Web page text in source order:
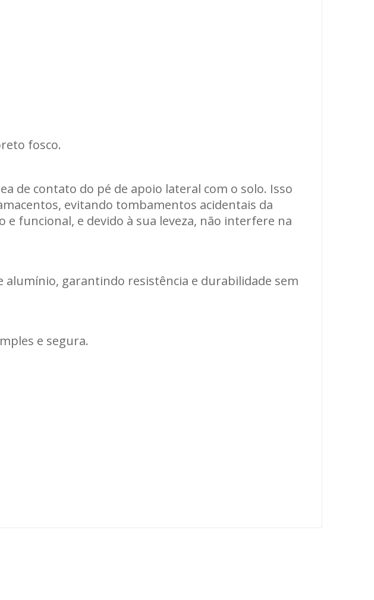
fosco.
de contato do pé de apoio lateral com o solo. Isso
evitando tombamentos acidentais da
e funcional, e devido à sua leveza, não interfere na
alumínio, garantindo resistência e durabilidade sem
e segura.